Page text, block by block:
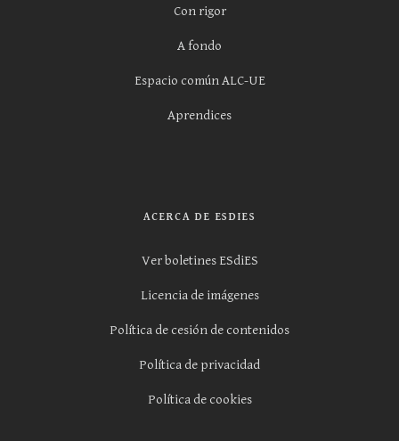
Con rigor
A fondo
Espacio común ALC-UE
Aprendices
ACERCA DE ESDIES
Ver boletines ESdiES
Licencia de imágenes
Política de cesión de contenidos
Política de privacidad
Política de cookies